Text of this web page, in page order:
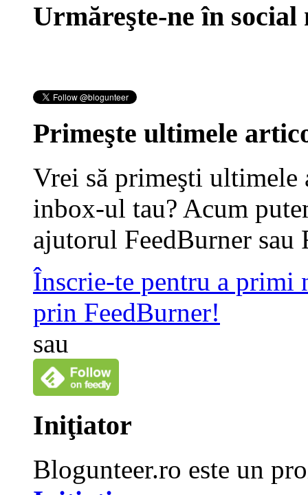
Urmăreşte-ne în social
Primeşte ultimele
Vrei să primeşti
inbox-ul tau? Acum
ajutorul FeedBurner sau
Înscrie-te pentru a primi
prin FeedBurner!
sau
Iniţiator
Blogunteer.ro este un